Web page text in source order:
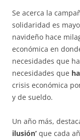
Se acerca la
solidaridad es
navideño hace
económica en
necesidades que
necesidades que
crisis económica
y de sueldo.
Un año más,
ilusión’ que cada